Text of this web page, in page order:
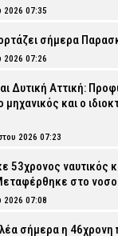
2026 07:35
σήμερα
2026 07:26
Δυτική Αττική:
και ο
2026 07:23
53χρονος ναυτικός
στο
2026 07:08
σήμερα η 46χρονη